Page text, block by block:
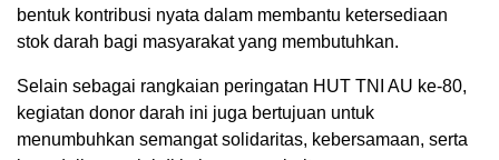
bentuk kontribusi nyata dalam membantu ketersediaan
stok darah bagi masyarakat yang membutuhkan.
Selain sebagai rangkaian peringatan HUT TNI AU ke-80,
kegiatan donor darah ini juga bertujuan untuk
menumbuhkan semangat solidaritas, kebersamaan, serta